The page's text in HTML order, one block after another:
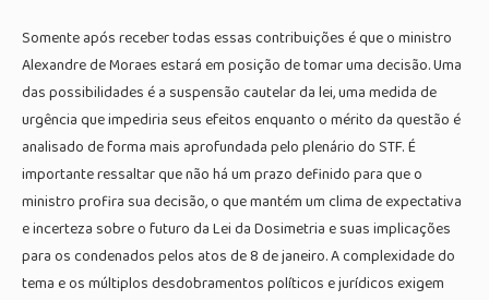
Somente após receber todas essas contribuições é que o ministro
Alexandre de Moraes estará em posição de tomar uma decisão. Uma
das possibilidades é a suspensão cautelar da lei, uma medida de
urgência que impediria seus efeitos enquanto o mérito da questão é
analisado de forma mais aprofundada pelo plenário do STF. É
importante ressaltar que não há um prazo definido para que o
ministro profira sua decisão, o que mantém um clima de expectativa
e incerteza sobre o futuro da Lei da Dosimetria e suas implicações
para os condenados pelos atos de 8 de janeiro. A complexidade do
tema e os múltiplos desdobramentos políticos e jurídicos exigem